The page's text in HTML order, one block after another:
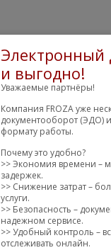
Электронный
и выгодно!
Уважаемые партнёры!
Компания FROZA уже
документооборот (ЭДО)
формату работы.
Почему это удобно?
>> Экономия времени –
задержек.
>> Снижение затрат –
услуги.
>> Безопасность –
надежном сервисе.
>> Удобный контроль –
отслеживать онлайн.